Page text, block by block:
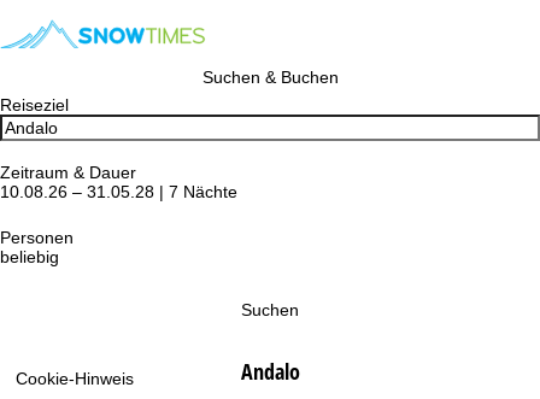
Cookie-Hinweis
Suchen & Buchen
Reiseziel
Zeitraum & Dauer
10.08.26 – 31.05.28 | 7 Nächte
Personen
beliebig
Suchen
Andalo